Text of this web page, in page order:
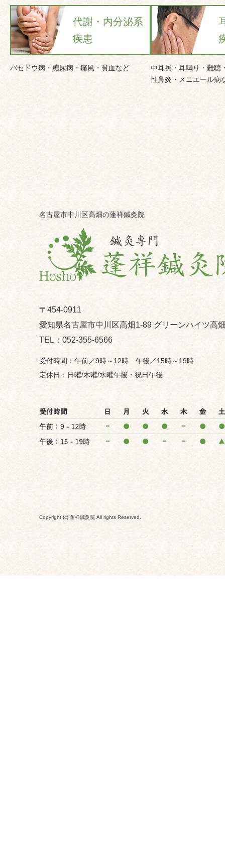
代謝・内分泌系
疾患
バセドウ病・糖尿病・痛風・貧血など
中耳炎・耳鳴り・難聴
性鼻炎・メニエール病
名古屋市中川区高畑の蓬祥鍼灸院
〒454-0911
愛知県名古屋市中川区高畑1-89 グリーンハイツ高
052-355-6566
午前／9時～12時 午後／15時～19時
日曜/木曜/水曜午後・祝日午後
Copyright (c) 蓬祥鍼灸院 All rights Reserved.